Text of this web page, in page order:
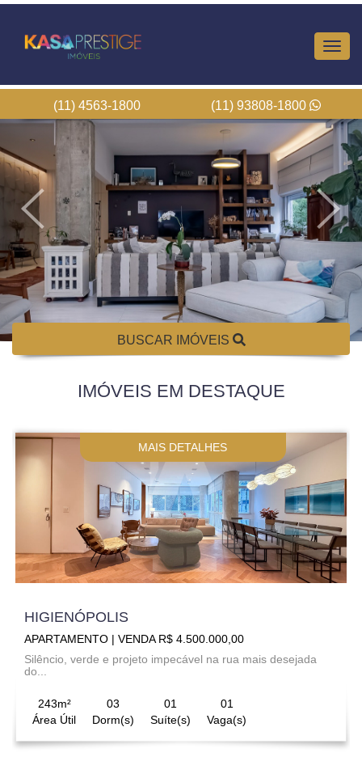
(11) 4563-1800 (11) 93808-1800
BUSCAR IMÓVEIS
IMÓVEIS EM DESTAQUE
MAIS DETALHES
HIGIENÓPOLIS
APARTAMENTO | VENDA R$ 4.500.000,00
Silêncio, verde e projeto impecável na rua mais desejada
do...
243m²
Área Útil
03
Dorm(s)
01
Suíte(s)
01
Vaga(s)